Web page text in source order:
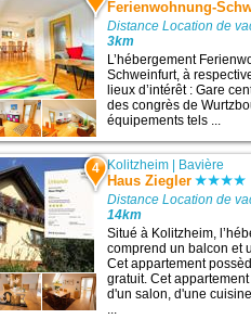
Ferienwohnung-
Distance Location de
3km
L’hébergement
Schweinfurt, à
lieux d’intérêt : Gare
des congrès de
équipements tels ...
4 Kolitzheim Bavière
Haus Ziegler
Distance Location de
14km
Situé à Kolitzheim,
comprend un balcon et
Cet appartement
gratuit. Cet
d'un salon, d'une
...